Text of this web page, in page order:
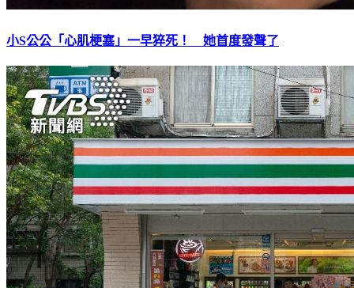
小S公公「心肌梗塞」一早猝死！ 她首度發聲了